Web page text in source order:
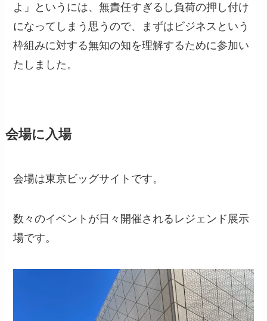
よ」というには、無責任すぎるし負荷の押し付け
になってしまう思うので、まずはビジネスという
枠組みに対する無知の知を理解するために参加い
たしました。
会場に入場
会場は東京ビッグサイトです。
数々のイベントが日々開催されるレジェンド展示
場です。